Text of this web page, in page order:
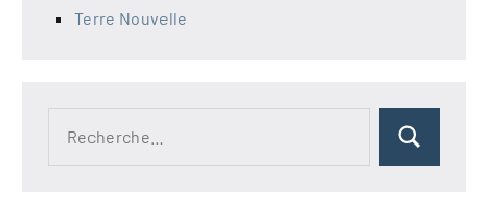
Terre Nouvelle
Rechercher